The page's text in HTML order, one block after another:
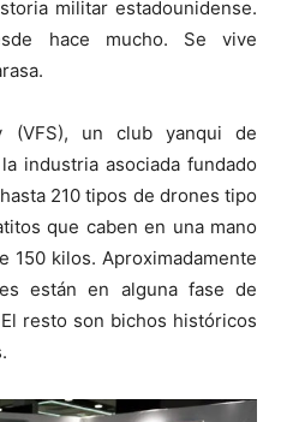
militar estadounidense.
hace mucho. Se vive
(VFS), un club yanqui de
industria asociada fundado
210 tipos de drones tipo
que caben en una mano
150 kilos. Aproximadamente
están en alguna fase de
resto son bichos históricos